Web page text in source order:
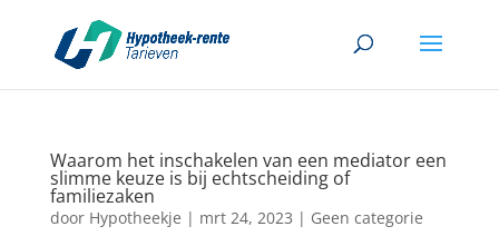
Waarom het inschakelen van een mediator een
slimme keuze is bij echtscheiding of
familiezaken
door Hypotheekje | mrt 24, 2023 | Geen categorie